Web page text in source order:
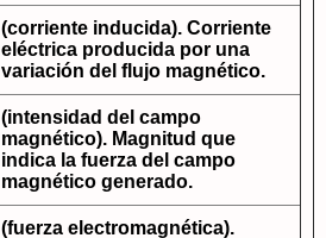
(corriente inducida). Corriente
eléctrica producida por una
variación del flujo magnético.
(intensidad del campo
magnético). Magnitud que
indica la fuerza del campo
magnético generado.
(fuerza electromagnética).